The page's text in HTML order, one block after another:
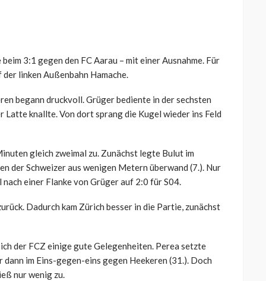
3:1 gegen den FC Aarau – mit einer Ausnahme. Für
linken Außenbahn Hamache.
begann druckvoll. Grüger bediente in der sechsten
knallte. Von dort sprang die Kugel wieder ins Feld
gleich zweimal zu. Zunächst legte Bulut im
der Schweizer aus wenigen Metern überwand (7.). Nur
einer Flanke von Grüger auf 2:0 für S04.
Dadurch kam Zürich besser in die Partie, zunächst
der FCZ einige gute Gelegenheiten. Perea setzte
im Eins-gegen-eins gegen Heekeren (31.). Doch
nur wenig zu.